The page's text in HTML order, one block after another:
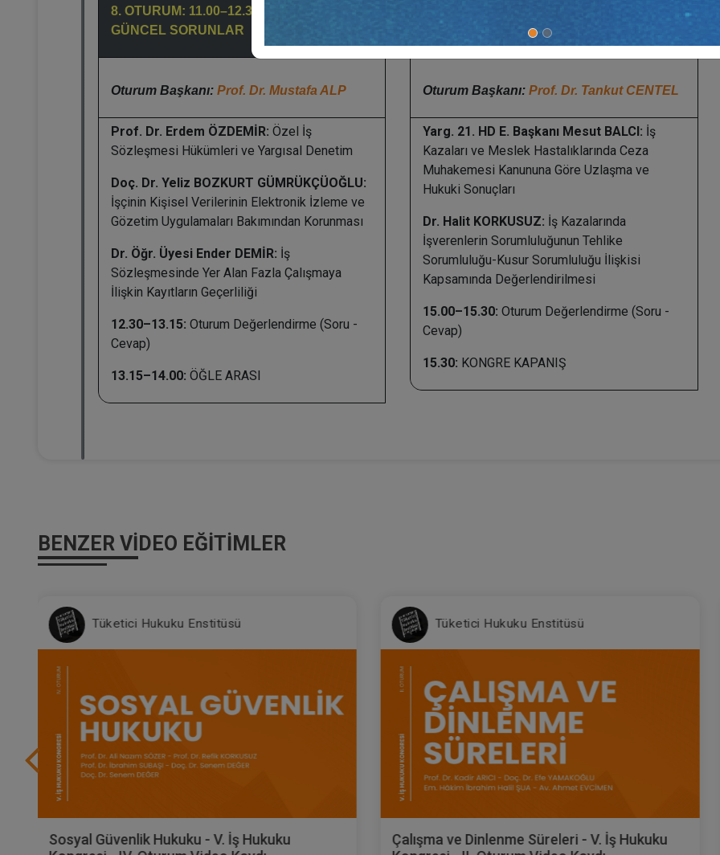
8. OTURUM: 11.00–12.30: İŞ HUKUKUNDA
GÜNCEL SORUNLAR
Oturum Başkanı: Prof. Dr. Mustafa ALP
Prof. Dr. Erdem ÖZDEMİR: Özel İş
Sözleşmesi Hükümleri ve Yargısal Denetim
Doç. Dr. Yeliz BOZKURT GÜMRÜKÇÜOĞLU:
İşçinin Kişisel Verilerinin Elektronik İzleme ve
Gözetim Uygulamaları Bakımından Korunması
Dr. Öğr. Üyesi Ender DEMİR: İş
Sözleşmesinde Yer Alan Fazla Çalışmaya
İlişkin Kayıtların Geçerliliği
12.30–13.15: Oturum Değerlendirme (Soru -
Cevap)
13.15–14.00: ÖĞLE ARASI
MESLEK HASTALIKLARI
Oturum Başkanı:Prof. Dr. Tankut CENTEL
Yarg. 21. HD E. Başkanı Mesut BALCI: İş
Kazaları ve Meslek Hastalıklarında Ceza
Muhakemesi Kanununa Göre Uzlaşma ve
Hukuki Sonuçları
Dr. Halit KORKUSUZ: İş Kazalarında
İşverenlerin Sorumluluğunun Tehlike
Sorumluluğu-Kusur Sorumluluğu İlişkisi
Kapsamında Değerlendirilmesi
15.00–15.30: Oturum Değerlendirme (Soru -
Cevap)
15.30: KONGRE KAPANIŞ
BENZER VIDEO EĞITIMLER
Tüketici Hukuku Enstitüsü
Sosyal Güvenlik Hukuku - V. İş Hukuku
Tüketici Hukuku Enstitüsü
Çalışma ve Dinlenme Süreleri - V. İş Hukuku